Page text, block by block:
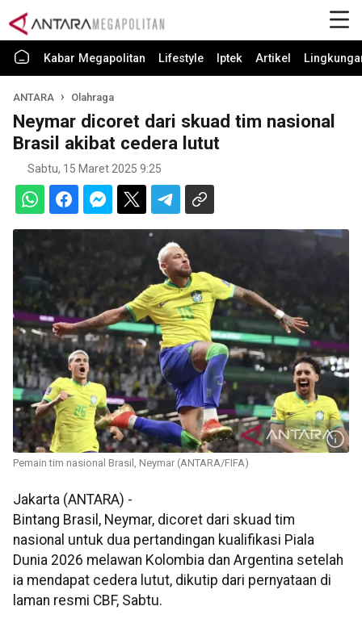
Kabar Megapolitan Lifestyle Iptek Artikel
ANTARA Olahraga
Neymar dicoret dari skuad tim nasional
Brasil akibat cedera lutut
Sabtu, 15 Maret 2025 9:25
Pemain tim nasional Brasil, Neymar (ANTARA/FIFA)
Jakarta (ANTARA) -
Bintang Brasil, Neymar, dicoret dari skuad tim
nasional untuk dua pertandingan kualifikasi Piala
Dunia 2026 melawan Kolombia dan Argentina setelah
ia mendapat cedera lutut, dikutip dari pernyataan di
laman resmi CBF, Sabtu.